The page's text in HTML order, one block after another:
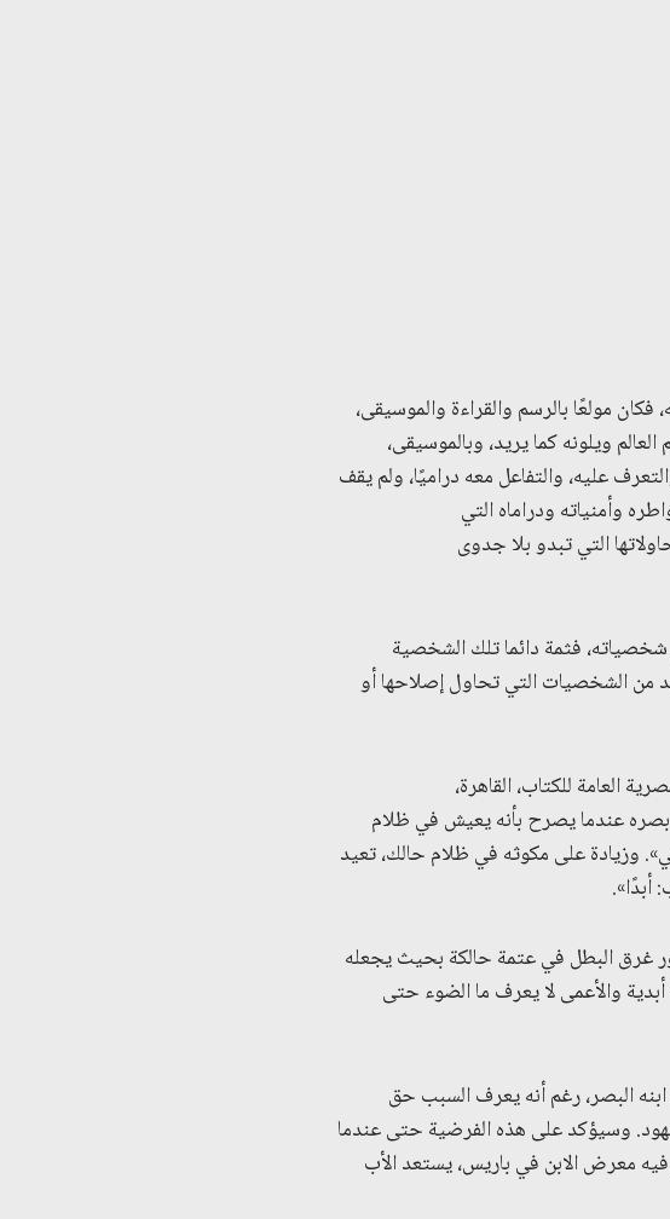
(2016-2020) حسًا فنيًا منذ طفولته، فكان مولعًا بالرسم والقراءة والموسيقى،
ويلونه كما يريد، وبالموسيقى،
عليه، والتفاعل معه دراميًا، ولم يقف
وأمنياته ودراماه التي
التي تبدو بلا جدوى
فثمة دائما تلك الشخصية
من الشخصيات التي تحاول إصلاحها أو
العامة للكتاب، القاهرة،
بصره عندما يصرح بأنه يعيش في ظلام
وزيادة على مكوثه في ظلام حالك، تعيد
أبدًا».
غرق البطل في عتمة حالكة بحيث يجعله
والأعمى لا يعرف ما الضوء حتى
البصر، رغم أنه يعرف السبب حق
وسيؤكد على هذه الفرضية حتى عندما
معرض الابن في باريس، يستعد الأب